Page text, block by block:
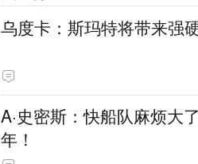
乌度卡：斯玛特将带来强
A·史密斯：快船队麻烦大
年！